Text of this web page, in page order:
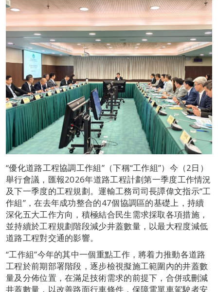
“優化道路工程協調工作組”（下稱“工作組”）今（2日）
舉行會議，匯報2026年道路工程計劃第一季度工作情況
及下一季度的工程規劃。運輸工務司司長譚偉文指示“工
作組”，在去年成功整合的47個協調區的基礎上，持續
深化五大工作方向，積極結合民生需求採取各項措施，
並持續於工程規劃階段減少井蓋數量，以最大程度減低
道路工程對交通的影響。
“工作組”今年的其中一個重點工作，將着力推動各道路
工程於前期部署階段，逐步檢視擬施工範圍內的井蓋數
量及分佈位置，在滿足技術需求的前提下，合併或刪減
井蓋數量，以改善路面行車條件，保障電單車駕駛者安